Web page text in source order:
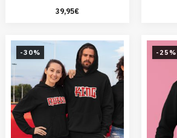
39,95€
-30% -25%